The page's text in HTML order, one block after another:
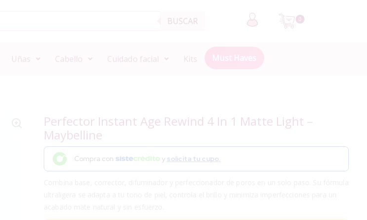
BUSCAR 0
Uñas Cabello Cuidado facial Kits Must Haves
Perfector Instant Age Rewind 4 In 1 Matte Light –
Maybelline
Compra con y solicita tu cupo.